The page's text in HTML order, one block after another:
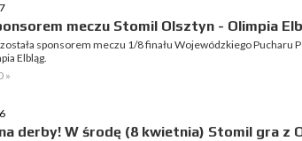
meczu Stomil Olsztyn - Olimpia
sponsorem meczu 1/8 finału Wojewódzkiego Pucharu
Elbląg.
»
derby! W środę (8 kwietnia) Stomil gra z